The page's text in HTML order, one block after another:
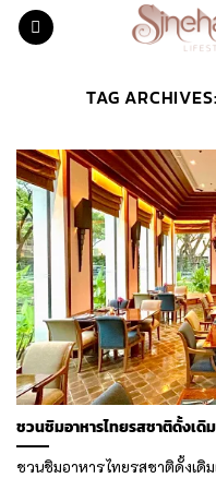
Skip
TAG
ชวนชิมอาหารไทยรสชาติดั้งเดิ
ชวนชิมอาหารไทยรสชาติดั้งเดิ